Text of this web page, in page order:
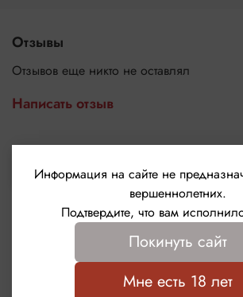
Отзывы
Отзывов еще никто не оставлял
Написать отзыв
Сопутствующие товары
Информация на сайте не
вершеннолетних.
Подтвердите, что вам
Покинуть сайт
Мне есть 18 лет